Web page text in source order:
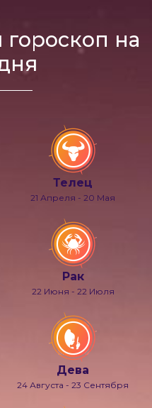
гороскоп на
Телец
21 Апреля - 20 Мая
Рак
22 Июня - 22 Июля
Дева
24 Августа - 23 Сентября